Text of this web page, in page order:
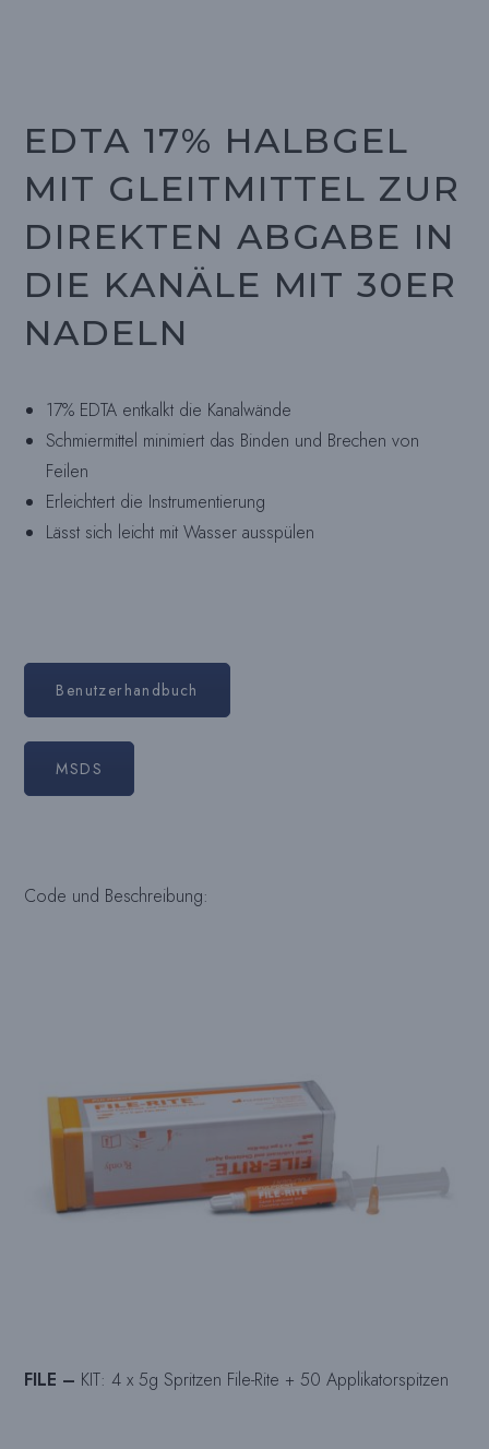
EDTA 17% HALBGEL
MIT GLEITMITTEL ZUR
DIREKTEN ABGABE IN
DIE KANÄLE MIT 30ER
NADELN
17% EDTA entkalkt die Kanalwände
Schmiermittel minimiert das Binden und Brechen von
Feilen
Erleichtert die Instrumentierung
Lässt sich leicht mit Wasser ausspülen
Benutzerhandbuch
MSDS
Code und Beschreibung:
FILE – KIT: 4 x 5g Spritzen File-Rite + 50 Applikatorspitzen